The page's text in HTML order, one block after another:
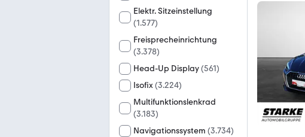
Elektr. Sitzeinstellung
(1.577)
Freisprecheinrichtung
(3.378)
Head-Up Display(561)
Isofix(3.224)
Multifunktionslenkrad
(3.183)
Navigationssystem (3.734)